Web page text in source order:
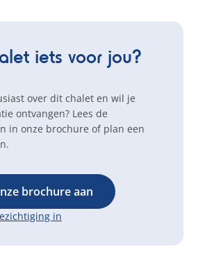
iets voor jou?
over dit chalet en wil je
ontvangen? Lees de
in onze brochure of plan een
brochure aan
in